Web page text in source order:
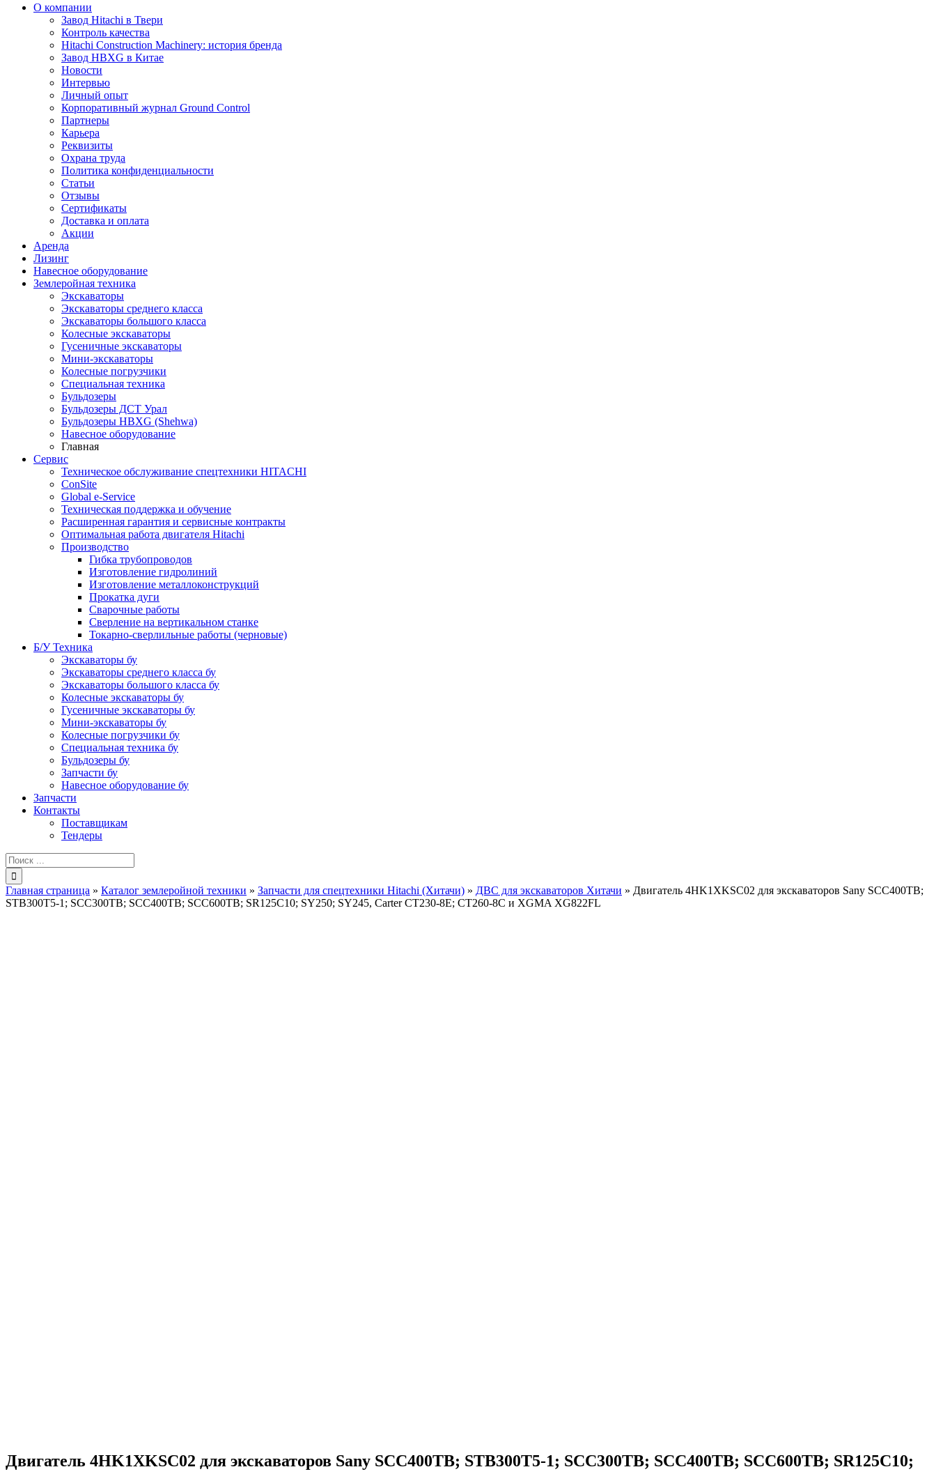
О компании
Завод Hitachi в Твери
Контроль качества
Hitachi Construction Machinery: история бренда
Завод HBXG в Китае
Новости
Интервью
Личный опыт
Корпоративный журнал Ground Control
Партнеры
Карьера
Реквизиты
Охрана труда
Политика конфиденциальности
Статьи
Отзывы
Сертификаты
Доставка и оплата
Акции
Аренда
Лизинг
Навесное оборудование
Землеройная техника
Экскаваторы
Экскаваторы среднего класса
Экскаваторы большого класса
Колесные экскаваторы
Гусеничные экскаваторы
Мини-экскаваторы
Колесные погрузчики
Специальная техника
Бульдозеры
Бульдозеры ДСТ Урал
Бульдозеры HBXG (Shehwa)
Навесное оборудование
Главная
Сервис
Техническое обслуживание спецтехники HITACHI
ConSite
Global e-Service
Техническая поддержка и обучение
Расширенная гарантия и сервисные контракты
Оптимальная работа двигателя Hitachi
Производство
Гибка трубопроводов
Изготовление гидролиний
Изготовление металлоконструкций
Прокатка дуги
Сварочные работы
Сверление на вертикальном станке
Токарно-сверлильные работы (черновые)
Б/У Техника
Экскаваторы бу
Экскаваторы среднего класса бу
Экскаваторы большого класса бу
Колесные экскаваторы бу
Гусеничные экскаваторы бу
Мини-экскаваторы бу
Колесные погрузчики бу
Специальная техника бу
Бульдозеры бу
Запчасти бу
Навесное оборудование бу
Запчасти
Контакты
Поставщикам
Тендеры
Результат
поиска:
Главная страница » Каталог землеройной техники » Запчасти для спецтехники Hitachi (Хитачи) » ДВС для экскаваторов Хитачи » Двигатель 4HK1XKSC02 для экскаваторов Sany SCC400TB;
STB300T5-1; SCC300TB; SCC400TB; SCC600TB; SR125C10; SY250; SY245, Carter CT230-8Е; CT260-8С и XGMA XG822FL
Двигатель 4HK1XKSC02 для экскаваторов Sany SCC400TB; STB300T5-1; SCC300TB; SCC400TB; SCC600TB; SR125C10;